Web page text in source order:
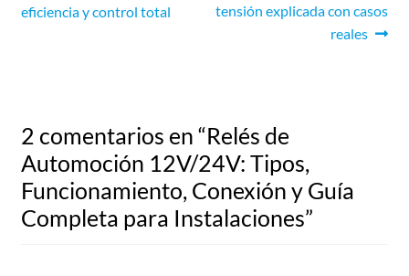
eficiencia y control total
tensión explicada con casos
reales
2 comentarios en “Relés de
Automoción 12V/24V: Tipos,
Funcionamiento, Conexión y Guía
Completa para Instalaciones”